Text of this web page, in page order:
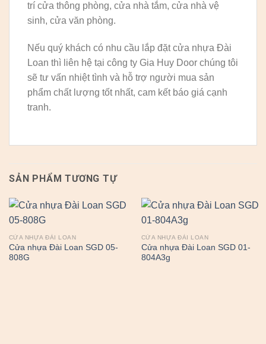
trí cửa thông phòng, cửa nhà tắm, cửa nhà vệ
sinh, cửa văn phòng.
Nếu quý khách có nhu cầu lắp đặt cửa nhựa Đài
Loan thì liên hệ tại công ty Gia Huy Door chúng tôi
sẽ tư vấn nhiệt tình và hỗ trợ người mua sản
phẩm chất lượng tốt nhất, cam kết báo giá cạnh
tranh.
SẢN PHẨM TƯƠNG TỰ
CỬA NHỰA ĐÀI LOAN
Cửa nhựa Đài Loan SGD 05-
808G
CỬA NHỰA ĐÀI LOAN
Cửa nhựa Đài Loan SGD 01-
804A3g